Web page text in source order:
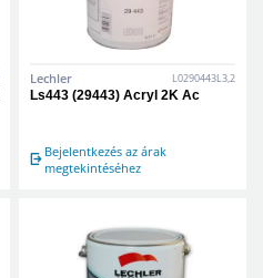
Lechler L0290443L3,2
Ls443 (29443) Acryl 2K Ac
Bejelentkezés az árak
megtekintéséhez